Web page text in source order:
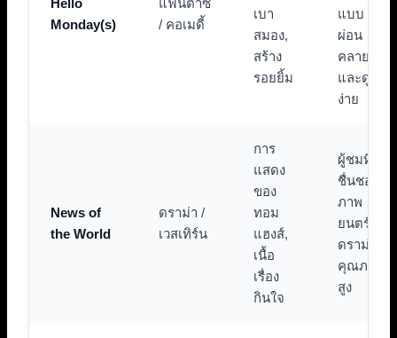
Hello
Monday(s)
แฟนตาซี
/ คอเมดี้
เบา
สมอง,
สร้าง
รอยยิ้ม
แบบ
ผ่อน
คลาย
และดู
ง่าย
News of
the World
ดราม่า /
เวสเทิร์น
การ
แสดง
ของ
ทอม
แฮงส์,
เนื้อ
เรื่อง
กินใจ
ผู้ชมที่
ชื่นชอบ
ภาพ
ยนตร์
ดราม่า
คุณภาพ
สูง